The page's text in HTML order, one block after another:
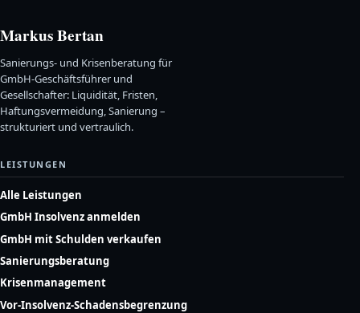
Markus Bertan
Sanierungs- und Krisenberatung für
GmbH-Geschäftsführer und
Gesellschafter: Liquidität, Fristen,
Haftungsvermeidung, Sanierung –
strukturiert und vertraulich.
LEISTUNGEN
Alle Leistungen
GmbH Insolvenz anmelden
GmbH mit Schulden verkaufen
Sanierungsberatung
Krisenmanagement
Vor-Insolvenz-Schadensbegrenzung